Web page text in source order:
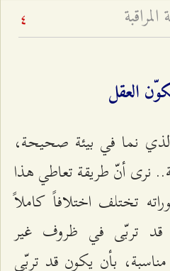
4
العقل
الذي نما في بيئة صحيحة،
نرى أنّ طريقة تعاطي هذا
تختلف اختلافاً كاملاً
قد تربّى في ظروف غير
بأن يكون قد تربّى